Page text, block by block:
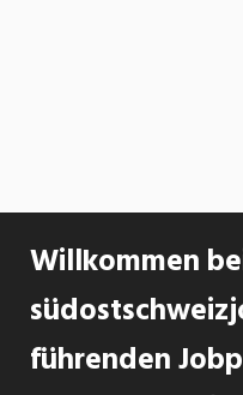
Willkommen
führenden